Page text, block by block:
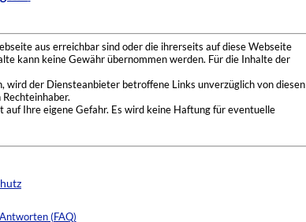
aus erreichbar sind oder die ihrerseits auf diese Webseite
kann keine Gewähr übernommen werden. Für die Inhalte der
der Diensteanbieter betroffene Links unverzüglich von diesen
Ihre eigene Gefahr. Es wird keine Haftung für eventuelle
(FAQ)